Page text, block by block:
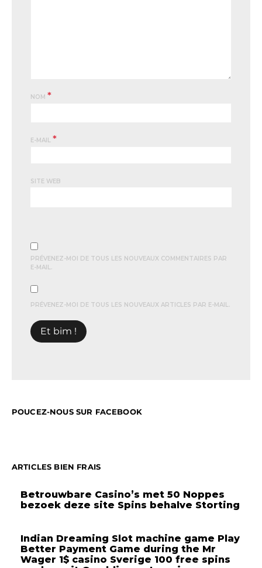
NOM *
E-MAIL *
SITE WEB
PRÉVENEZ-MOI DE TOUS LES NOUVEAUX COMMENTAIRES PAR
E-MAIL.
PRÉVENEZ-MOI DE TOUS LES NOUVEAUX ARTICLES PAR E-MAIL.
POUCEZ-NOUS SUR FACEBOOK
ARTICLES BIEN FRAIS
Betrouwbare Casino’s met 50 Noppes
bezoek deze site Spins behalve Storting
Indian Dreaming Slot machine game Play
Better Payment Game during the Mr
Wager 1$ casino Sverige 100 free spins